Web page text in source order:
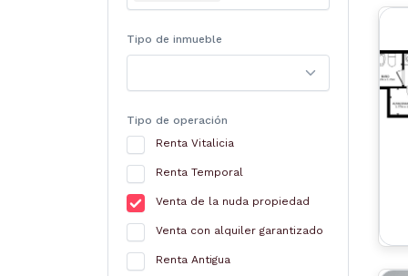
Tipo de inmueble
Tipo de operación
Renta Vitalicia
Renta Temporal
Venta de la nuda propiedad
Venta con alquiler garantizado
Renta Antigua